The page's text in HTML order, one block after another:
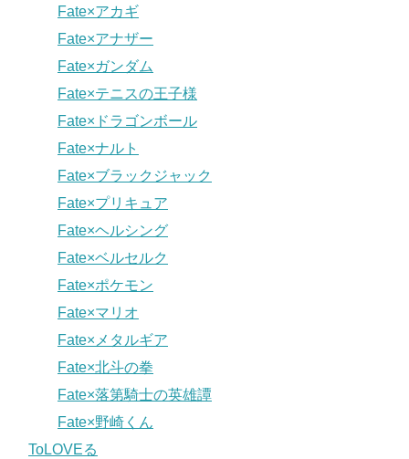
Fate×アカギ
Fate×アナザー
Fate×ガンダム
Fate×テニスの王子様
Fate×ドラゴンボール
Fate×ナルト
Fate×ブラックジャック
Fate×プリキュア
Fate×ヘルシング
Fate×ベルセルク
Fate×ポケモン
Fate×マリオ
Fate×メタルギア
Fate×北斗の拳
Fate×落第騎士の英雄譚
Fate×野崎くん
ToLOVEる